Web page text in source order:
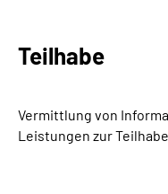
Über uns & Presse
Teilhabe
Vermittlung von
Leistungen zur Teilhabe